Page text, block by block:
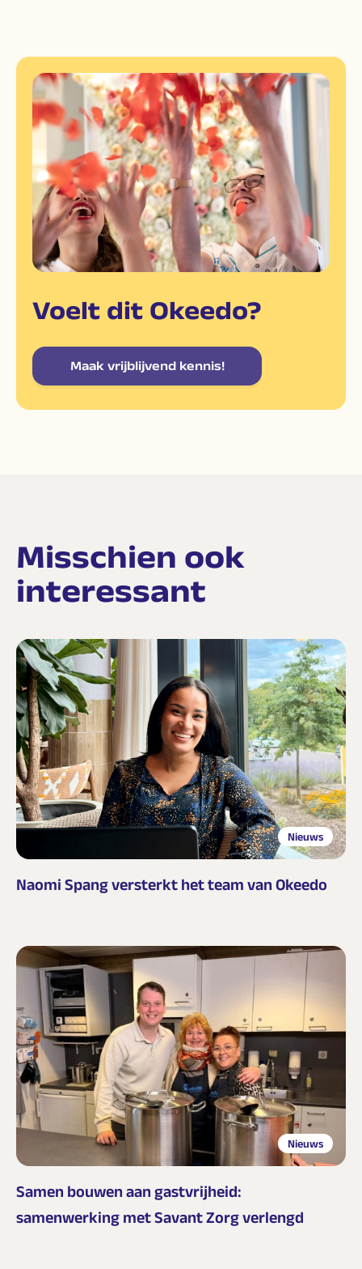
Voelt dit Okeedo?
Maak vrijblijvend kennis!
Misschien ook
interessant
Nieuws
Naomi Spang versterkt het team van Okeedo
Nieuws
Samen bouwen aan gastvrijheid:
samenwerking met Savant Zorg verlengd